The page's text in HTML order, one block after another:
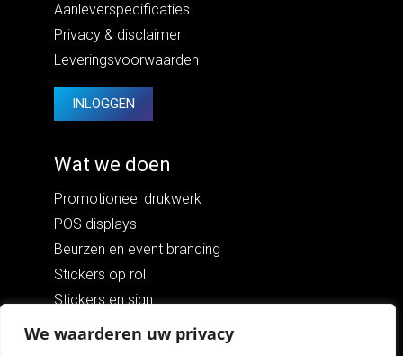
We waarderen uw privacy
Aanleverspecificaties
Privacy & disclaimer
Leveringsvoorwaarden
INLOGGEN
Wat we doen
Promotioneel drukwerk
POS displays
Beurzen en event branding
Stickers op rol
Stickers en sign
Posters drukken